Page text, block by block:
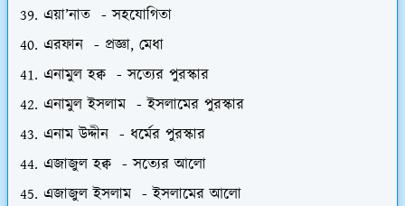
এয়া’নাত - সহযোগিতা
এরফান - প্রজ্ঞা, মেধা
এনামুল হক্ব - সত্যের পুরস্কার
এনামুল ইসলাম - ইসলামের পুরস্কার
এনাম উদ্দীন - ধর্মের পুরস্কার
এজাজুল হক্ব - সত্যের আলো
এজাজুল ইসলাম - ইসলামের আলো